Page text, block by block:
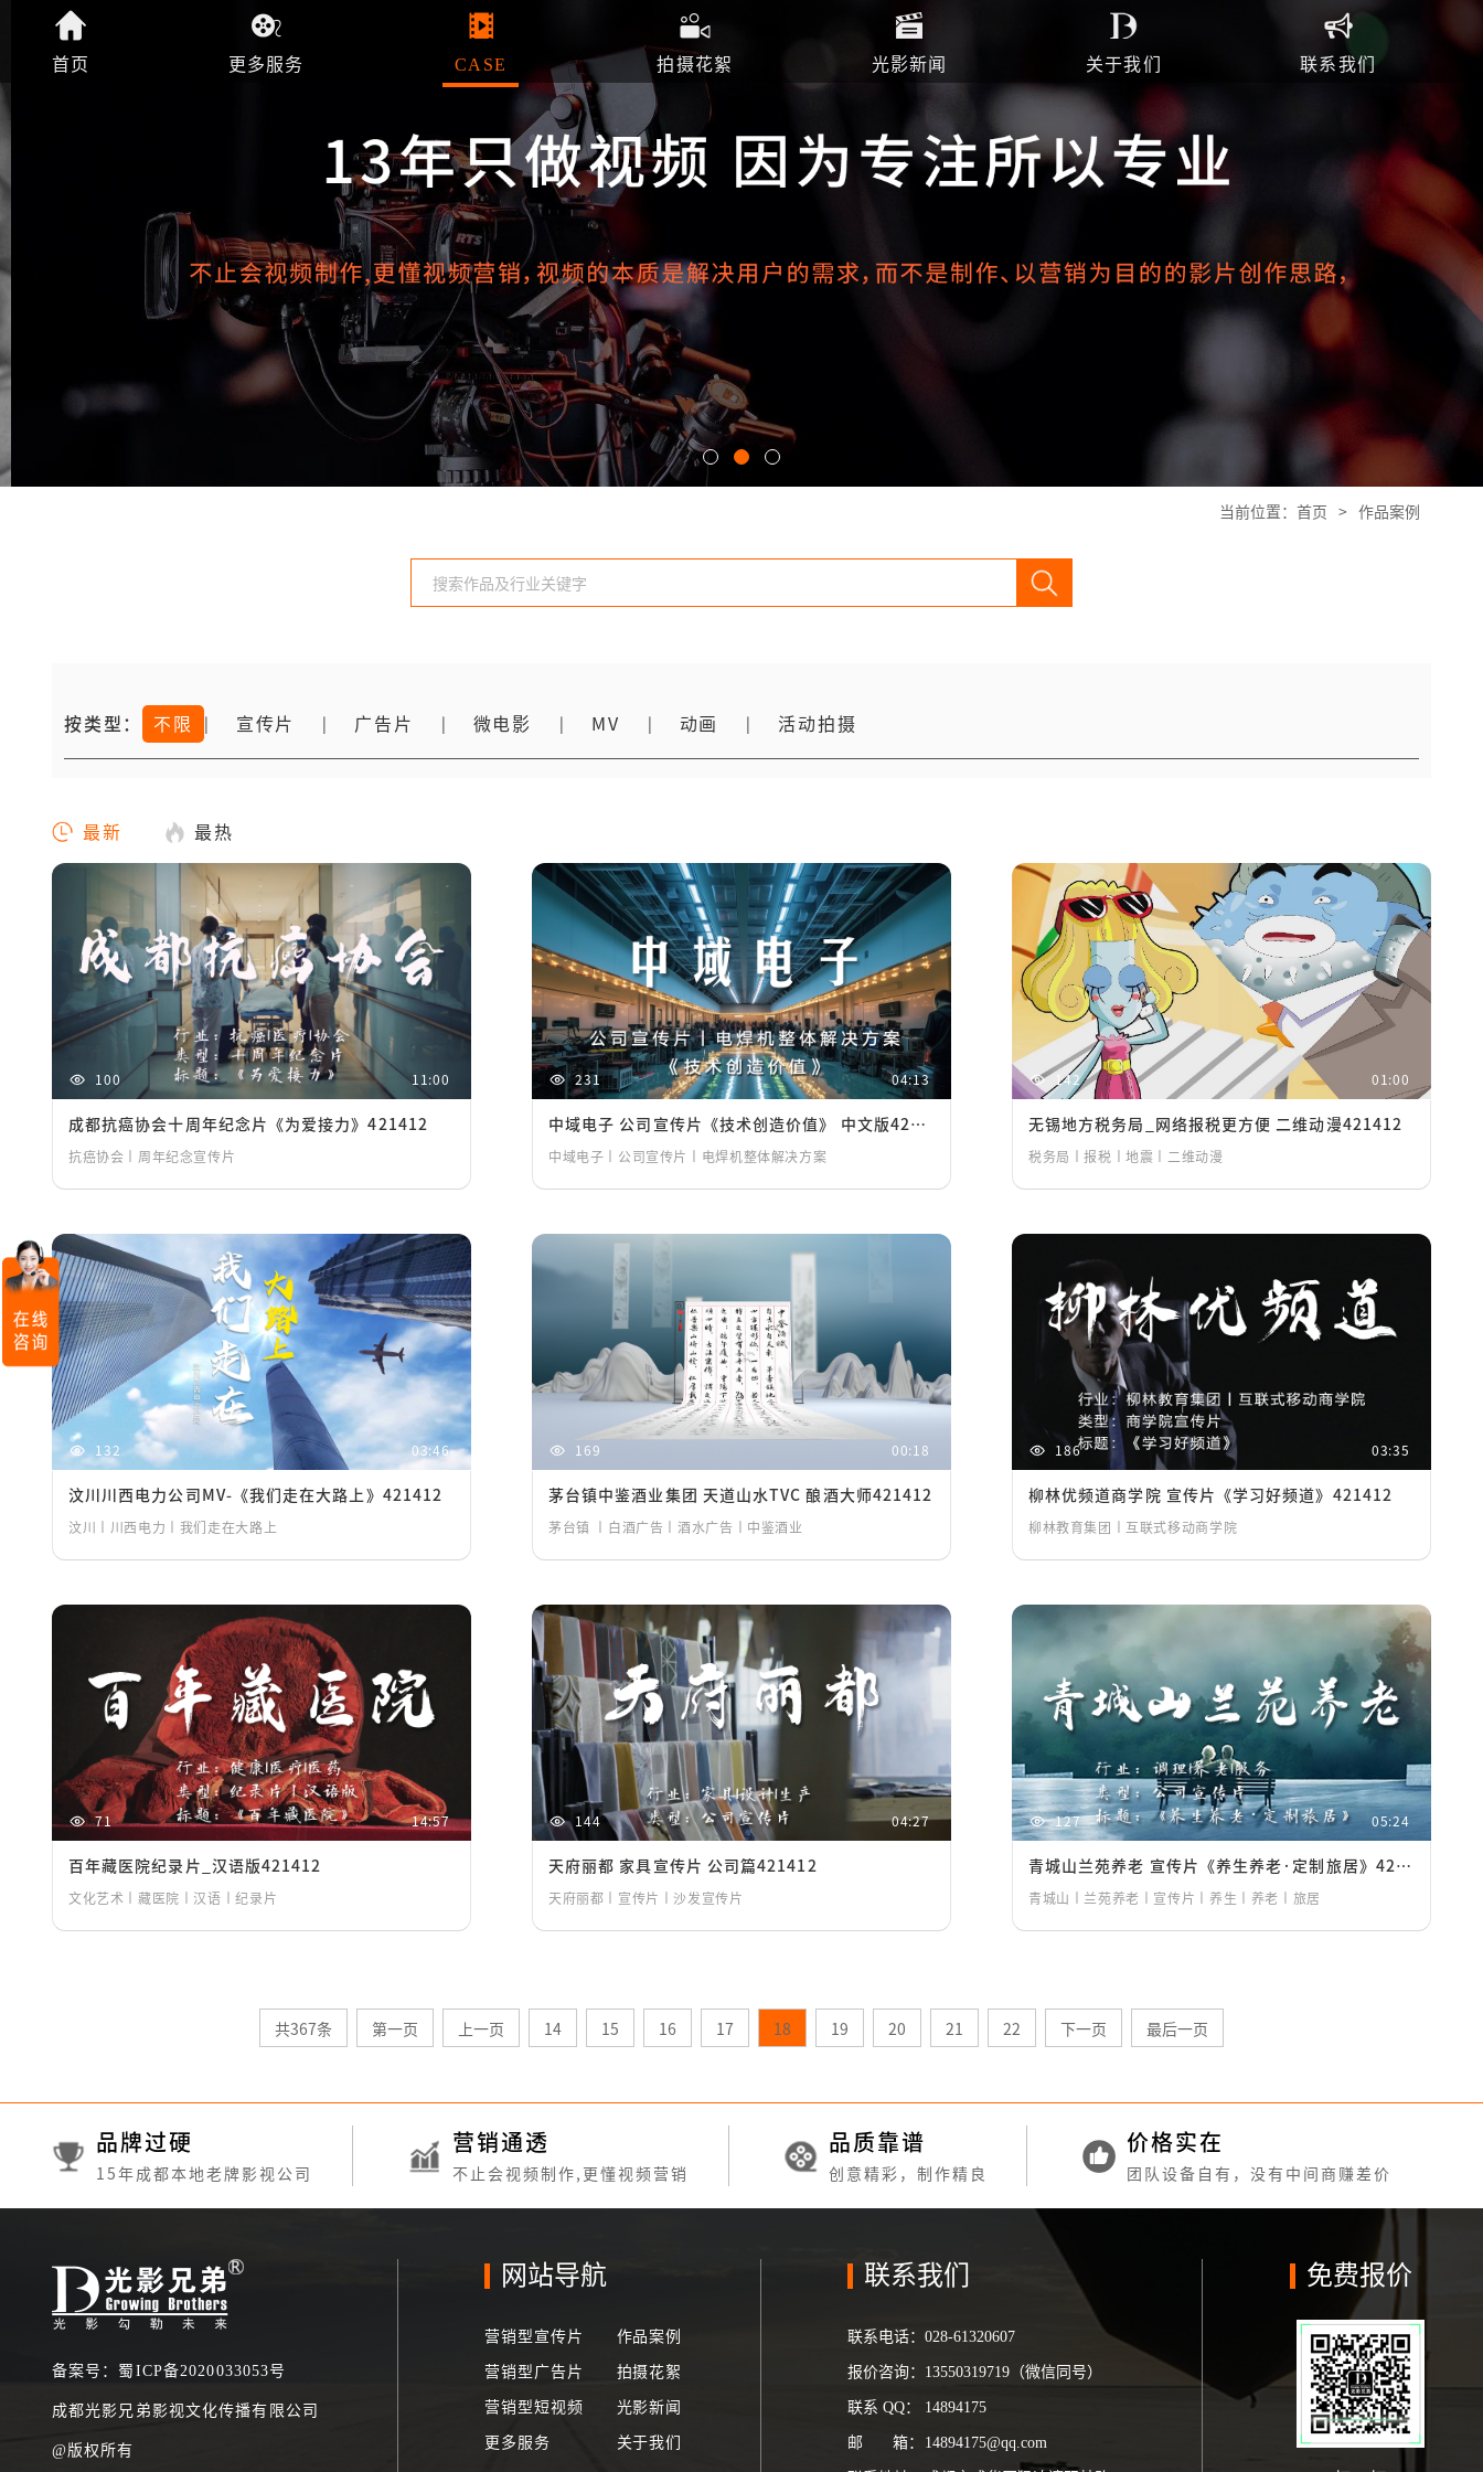
首页 更多服务 CASE 拍摄花絮 光影新闻 关于我们 联系我们
当前位置： 首页 > 作品案例
按类型： 不限 宣传片 广告片 微电影 MV 动画 活动拍摄
最新 最热
100 11:00
成都抗癌协会十周年纪念片《为爱接力》421412
抗癌协会丨周年纪念宣传片
231 04:13
中域电子 公司宣传片《技术创造价值》 中文版421412
中域电子丨公司宣传片丨电焊机整体解决方案
142 01:00
无锡地方税务局_网络报税更方便 二维动漫421412
税务局丨报税丨地震丨二维动漫
132 03:46
汶川川西电力公司MV-《我们走在大路上》421412
汶川丨川西电力丨我们走在大路上
169 00:18
茅台镇中鉴酒业集团 天道山水TVC 酿酒大师421412
茅台镇 丨白酒广告丨酒水广告丨中鉴酒业
186 03:35
柳林优频道商学院 宣传片《学习好频道》421412
柳林教育集团丨互联式移动商学院
71 14:57
百年藏医院纪录片_汉语版421412
文化艺术丨藏医院丨汉语丨纪录片
144 04:27
天府丽都 家具宣传片 公司篇421412
天府丽都丨宣传片丨沙发宣传片
127 05:24
青城山兰苑养老 宣传片《养生养老·定制旅居》421412
青城山丨兰苑养老丨宣传片丨养生丨养老丨旅居
共367条 第一页 上一页 14 15 16 17 18 19 20 21 22 下一页 最后一页
品牌过硬
15年成都本地老牌影视公司
营销通透
不止会视频制作,更懂视频营销
品质靠谱
创意精彩，制作精良
价格实在
团队设备自有，没有中间商赚差价
备案号：蜀ICP备2020033053号
成都光影兄弟影视文化传播有限公司
@版权所有
网站导航
营销型宣传片 作品案例
营销型广告片 拍摄花絮
营销型短视频 光影新闻
更多服务 关于我们
联系我们
联系电话：028-61320607
报价咨询： 13550319719（微信同号）
联系 QQ： 14894175
邮 箱： 14894175@qq.com
免费报价